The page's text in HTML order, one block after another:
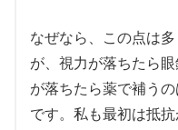
です。
ウデ
なぜなら、この点は
が、視力が落ちたら
が落ちたら薬で補う
です。私も最初は抵